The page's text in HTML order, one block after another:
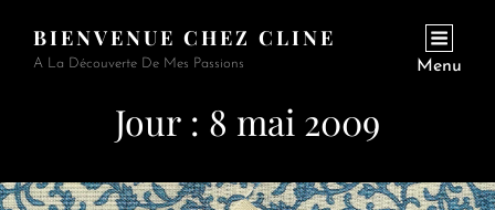
BIENVENUE CHEZ CLINE
A La Découverte De Mes Passions Menu
Jour : 8 mai 2009